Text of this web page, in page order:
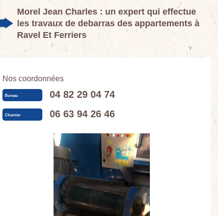
Morel Jean Charles : un expert qui effectue
les travaux de debarras des appartements à
Ravel Et Ferriers
Nos coordonnées
Bureau 04 82 29 04 74
Chantier 06 63 94 26 46